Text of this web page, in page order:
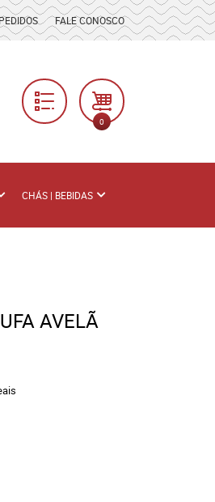
FALE CONOSCO
0
CHÁS | BEBIDAS
AVELÃ